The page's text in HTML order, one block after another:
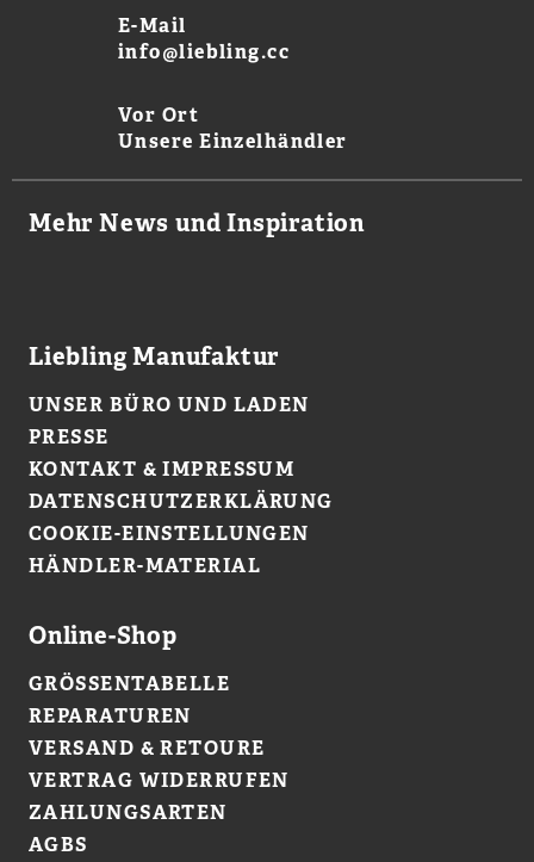
E-Mail
info@liebling.cc
Vor Ort
Unsere Einzelhändler
Mehr News und Inspiration
Liebling Manufaktur
UNSER BÜRO UND LADEN
PRESSE
KONTAKT & IMPRESSUM
DATENSCHUTZERKLÄRUNG
COOKIE-EINSTELLUNGEN
HÄNDLER-MATERIAL
Online-Shop
GRÖSSENTABELLE
REPARATUREN
VERSAND & RETOURE
VERTRAG WIDERRUFEN
ZAHLUNGSARTEN
AGBS